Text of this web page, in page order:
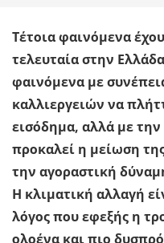
Τέτοια φαινόμενα
τελευταία στην
φαινόμενα με
καλλιεργειών να
εισόδημα, αλλά με
προκαλεί η μείωση
την αγοραστική
Η κλιματική αλλαγή
λόγος που εφεξής η
ολοένα και πιο